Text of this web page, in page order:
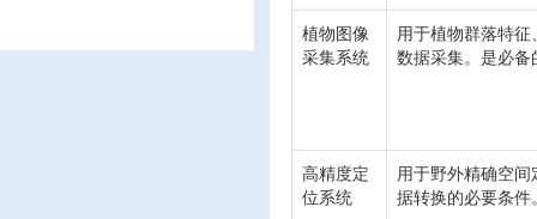
植物图像
采集系统
用于植物群落特
数据采集。是必
高精度定
位系统
用于野外精确空
据转换的必要条